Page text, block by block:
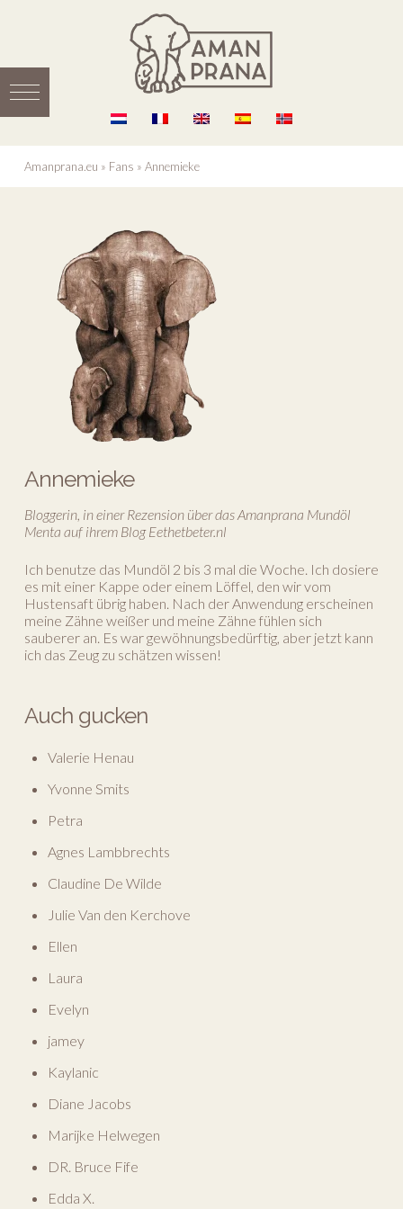
Amanprana.eu » Fans » Annemieke
Annemieke
Bloggerin, in einer Rezension über das Amanprana Mundöl
Menta auf ihrem Blog Eethetbeter.nl
Ich benutze das Mundöl 2 bis 3 mal die Woche. Ich dosiere
es mit einer Kappe oder einem Löffel, den wir vom
Hustensaft übrig haben. Nach der Anwendung erscheinen
meine Zähne weißer und meine Zähne fühlen sich
sauberer an. Es war gewöhnungsbedürftig, aber jetzt kann
ich das Zeug zu schätzen wissen!
Auch gucken
Valerie Henau
Yvonne Smits
Petra
Agnes Lambbrechts
Claudine De Wilde
Julie Van den Kerchove
Ellen
Laura
Evelyn
jamey
Kaylanic
Diane Jacobs
Marijke Helwegen
DR. Bruce Fife
Edda X.